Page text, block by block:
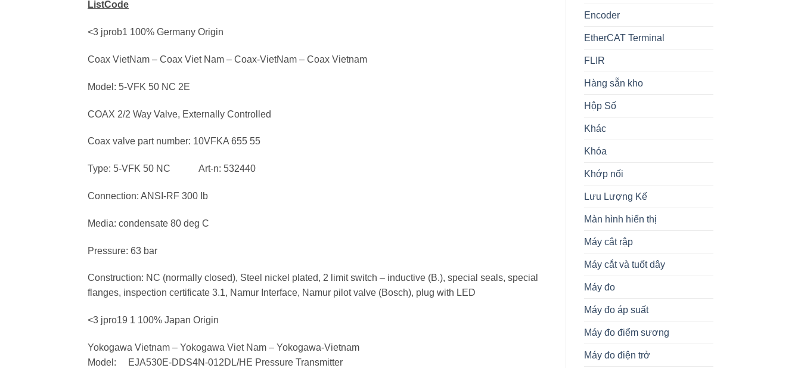
Encoder
EtherCAT Terminal
FLIR
Hàng sẵn kho
Hộp Số
Khác
Khóa
Khớp nối
Lưu Lượng Kế
Màn hình hiển thị
Máy cắt rập
Máy cắt và tuốt dây
Máy đo
Máy đo áp suất
Máy đo điểm sương
Máy đo điện trở
ListCode
<3 jprob1 100% Germany Origin
Coax VietNam – Coax Viet Nam – Coax-VietNam – Coax Vietnam
Model: 5-VFK 50 NC 2E
COAX 2/2 Way Valve, Externally Controlled
Coax valve part number: 10VFKA 655 55
Type: 5-VFK 50 NC Art-n: 532440
Connection: ANSI-RF 300 Ib
Media: condensate 80 deg C
Pressure: 63 bar
Construction: NC (normally closed), Steel nickel plated, 2 limit switch – inductive (B.), special seals, special
flanges, inspection certificate 3.1, Namur Interface, Namur pilot valve (Bosch), plug with LED
<3 jpro19 1 100% Japan Origin
Yokogawa Vietnam – Yokogawa Viet Nam – Yokogawa-Vietnam
Model: EJA530E-DDS4N-012DL/HE Pressure Transmitter